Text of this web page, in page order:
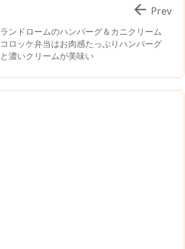
ランドロームのハンバーグ＆カニクリーム
コロッケ弁当はお肉感たっぷりハンバーグ
と濃いクリームが美味い
 Prev